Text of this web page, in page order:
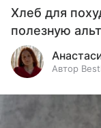
Хлеб для
полезную
Автор